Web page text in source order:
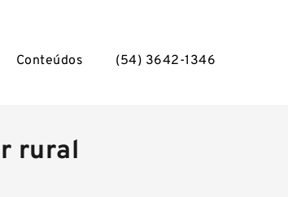
Conteúdos (54) 3642-1346
rural